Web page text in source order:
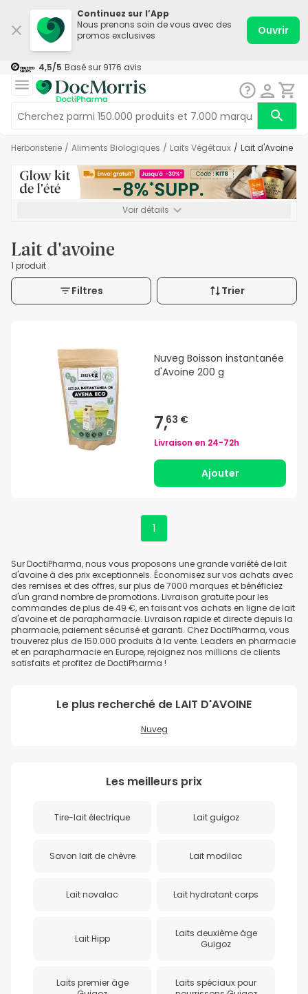
Continuez sur l’App
Nous prenons soin de vous avec des
promos exclusives
Ouvrir
4,5/5 Basé sur 9176 avis
Herboristerie / Aliments Biologiques / Laits Végétaux / Lait d'Avoine
Voir détails
Lait d'avoine
1 produit
Filtres Trier
Nuveg Boisson instantanée
d'Avoine 200 g
7,63 €
Livraison en 24-72h
Ajouter
1
Sur DoctiPharma, nous vous proposons une grande variété de lait
d'avoine à des prix exceptionnels. Économisez sur vos achats avec
des remises et des offres, sur plus de 7000 marques et bénéficiez
d'un grand nombre de promotions. Livraison gratuite pour les
commandes de plus de 49 €, en faisant vos achats en ligne de lait
d'avoine et de parapharmacie. Livraison rapide et directe depuis la
pharmacie, paiement sécurisé et garanti. Chez DoctiPharma, vous
trouverez plus de 150.000 produits à la vente. Leaders en pharmacie
et en parapharmacie en Europe, rejoignez nos millions de clients
satisfaits et profitez de DoctiPharma !
Le plus recherché de LAIT D'AVOINE
Nuveg
Les meilleurs prix
Tire-lait électrique Lait guigoz
Savon lait de chèvre Lait modilac
Lait novalac Lait hydratant corps
Lait Hipp
Laits deuxième âge
Guigoz
Laits premier âge
Laits spéciaux pour